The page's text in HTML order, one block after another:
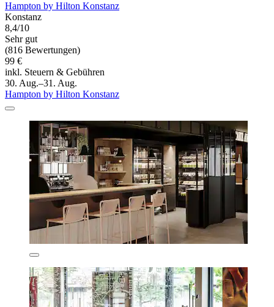
Hampton by Hilton Konstanz
Konstanz
8,4/10
Sehr gut
(816 Bewertungen)
99 €
inkl. Steuern & Gebühren
30. Aug.–31. Aug.
Hampton by Hilton Konstanz